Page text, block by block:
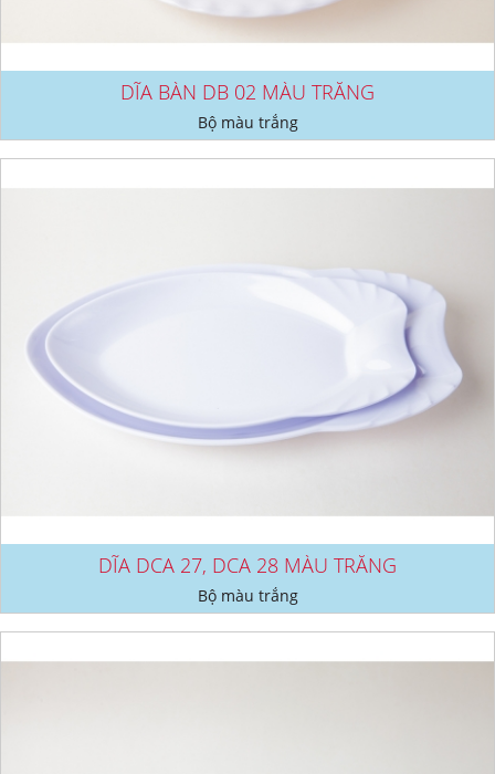
DĨA BÀN DB 02 MÀU TRẮNG
Bộ màu trắng
DĨA DCA 27, DCA 28 MÀU TRẮNG
Bộ màu trắng